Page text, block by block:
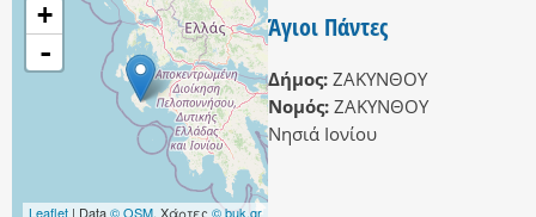
+
-
Leaflet | Data© OSM, Χάρτες © buk.gr
Άγιοι Πάντες
Δήμος: ΖΑΚΥΝΘΟΥ
Νομός: ΖΑΚΥΝΘΟΥ
Νησιά Ιονίου